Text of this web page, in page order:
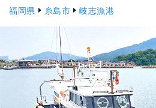
福岡県 糸島市 岐志漁港